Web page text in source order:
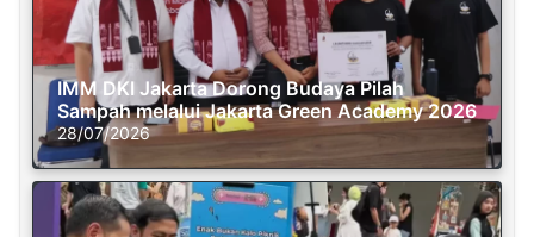
IMM DKI Jakarta Dorong Budaya Pilah
Sampah melalui Jakarta Green Academy 2026
28/07/2026